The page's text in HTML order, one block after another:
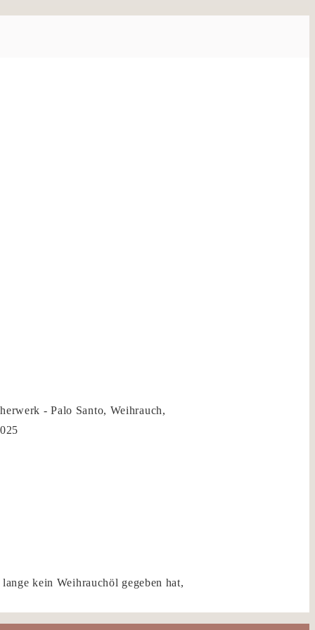
- Palo Santo, Weihrauch,
kein Weihrauchöl gegeben hat,